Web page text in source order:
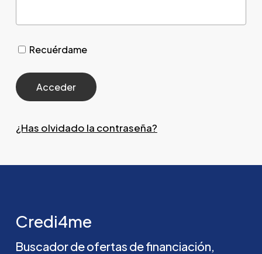
Recuérdame
¿Has olvidado la contraseña?
Credi4me
Buscadordeofertas definanciación,